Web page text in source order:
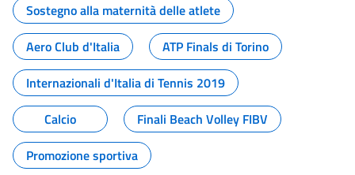
Sostegno alla maternità delle atlete
Aero Club d'Italia
ATP Finals di Torino
Internazionali d'Italia di Tennis 2019
Calcio
Finali Beach Volley FIBV
Promozione sportiva